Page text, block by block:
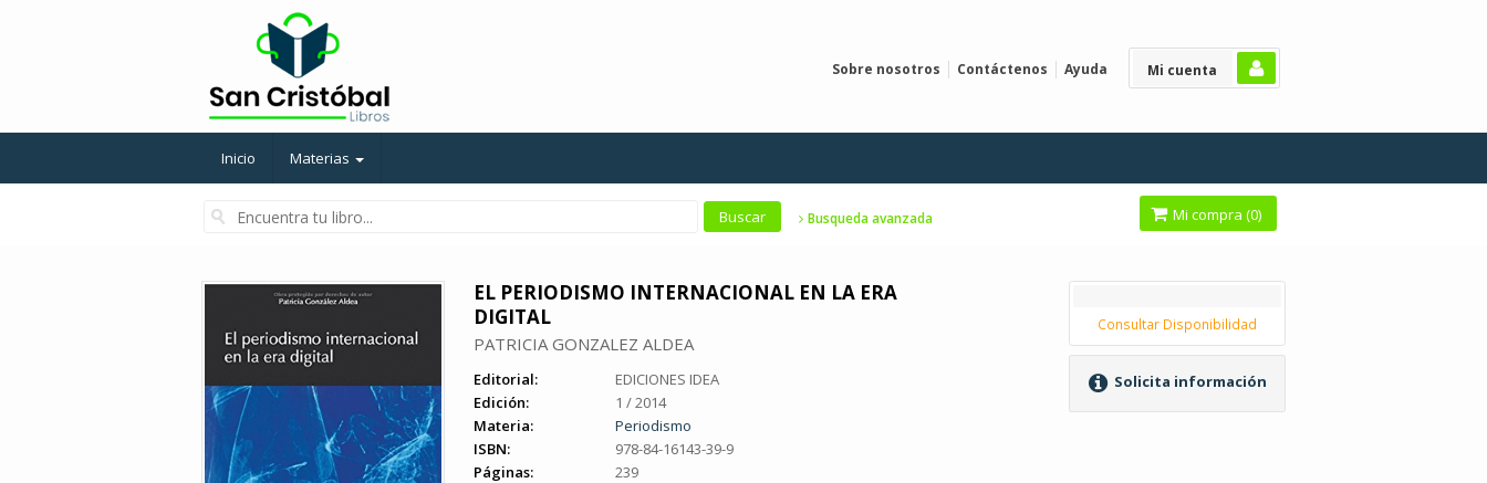
Mi cuenta
Sobre nosotros Contáctenos Ayuda
Inicio Materias
Busqueda avanzada Mi compra (0)
EL PERIODISMO INTERNACIONAL EN LA ERA
DIGITAL
PATRICIA GONZALEZ ALDEA
Editorial:
EDICIONES IDEA
Edición:
1 / 2014
Materia:
Periodismo
ISBN:
978-84-16143-39-9
Páginas:
239
Consultar Disponibilidad
Solicita información